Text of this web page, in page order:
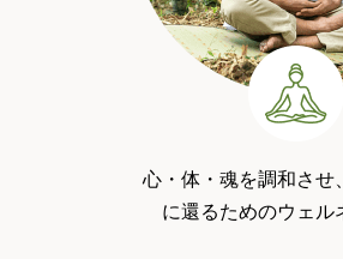
心・体・魂を調和させ
に還るためのウェル